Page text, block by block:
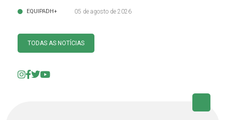
EQUIPADH+ 05 de agosto de 2026
TODAS AS NOTÍCIAS